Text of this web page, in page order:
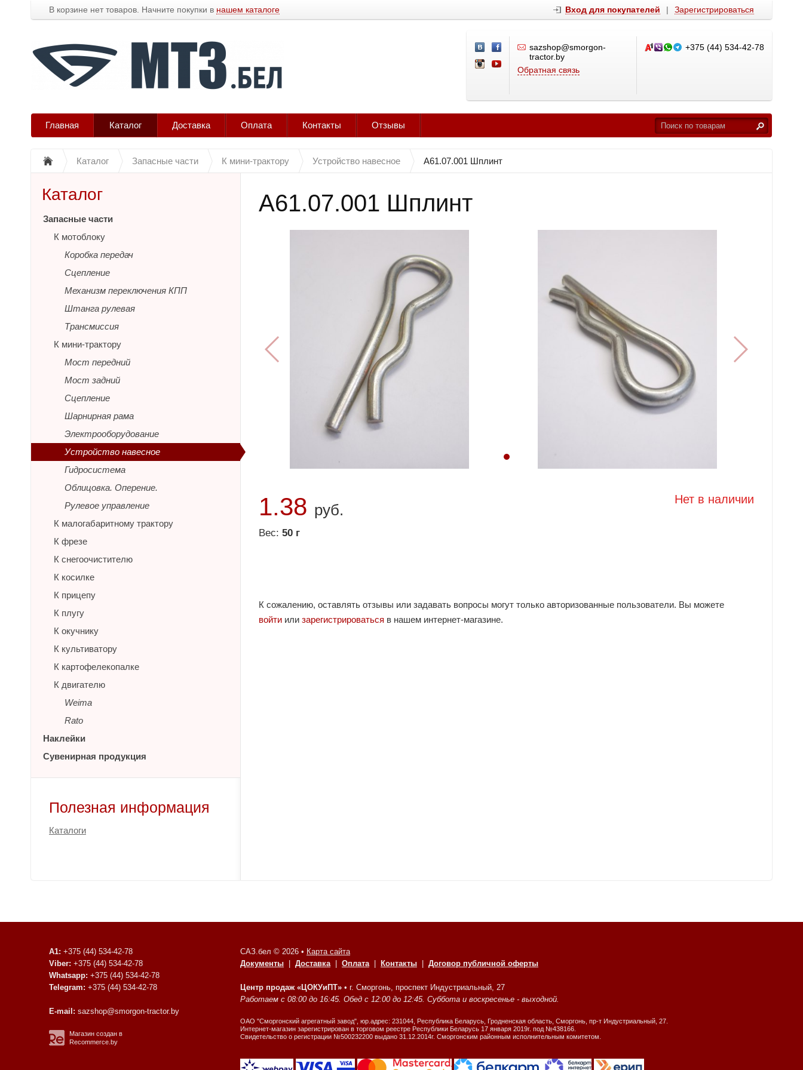
В корзине нет товаров. Начните покупки в нашем каталоге Вход для покупателей | Зарегистрироваться
sazshop@smorgon-
tractor.by
Обратная связь
+375 (44) 534-42-78
Главная Каталог Доставка Оплата Контакты Отзывы
Каталог Запасные части К мини-трактору Устройство навесное А61.07.001 Шплинт
А61.07.001 Шплинт
1.38 руб.
Вес: 50 г
Нет в наличии
К сожалению, оставлять отзывы или задавать вопросы могут только авторизованные пользователи. Вы можете
войти или зарегистрироваться в нашем интернет-магазине.
Каталог
Запасные части
К мотоблоку
Коробка передач
Сцепление
Механизм переключения КПП
Штанга рулевая
Трансмиссия
К мини-трактору
Мост передний
Мост задний
Сцепление
Шарнирная рама
Электрооборудование
Устройство навесное
Гидросистема
Облицовка. Оперение.
Рулевое управление
К малогабаритному трактору
К фрезе
К снегоочистителю
К косилке
К прицепу
К плугу
К окучнику
К культиватору
К картофелекопалке
К двигателю
Weima
Rato
Наклейки
Сувенирная продукция
Полезная информация
Каталоги
A1: +375 (44) 534-42-78
Viber: +375 (44) 534-42-78
Whatsapp: +375 (44) 534-42-78
Telegram: +375 (44) 534-42-78
E-mail: sazshop@smorgon-tractor.by
Магазин создан в
Recommerce.by
САЗ.бел © 2026 • Карта сайта
Документы
Доставка| Оплата| Контакты Договор публичной оферты
Центр продаж «ЦОКУиПТ» • г. Сморгонь, проспект Индустриальный, 27
Работаем с 08:00 до 16:45. Обед с 12:00 до 12:45. Суббота и воскресенье - выходной.
ОАО "Сморгонский агрегатный завод", юр.адрес: 231044, Республика Беларусь, Гродненская область, Сморгонь, пр-т Индустриальный, 27.
Интернет-магазин зарегистрирован в торговом реестре Республики Беларусь 17 января 2019г. под №438166.
Свидетельство о регистрации №500232200 выдано 31.12.2014г. Сморгонским районным исполнительным комитетом.